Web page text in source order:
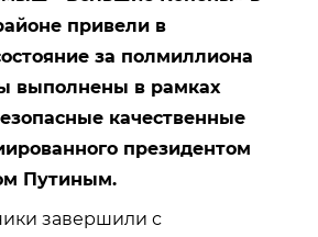
привели в
за полмиллиона
выполнены в рамках
качественные
президентом
Путиным.
завершили с